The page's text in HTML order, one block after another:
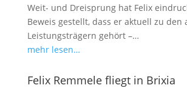
Weit- und Dreisprung hat Felix
Beweis gestellt, dass er aktuell zu den
Leistungsträgern gehört –…
mehr lesen…
Felix Remmele fliegt in Brixia